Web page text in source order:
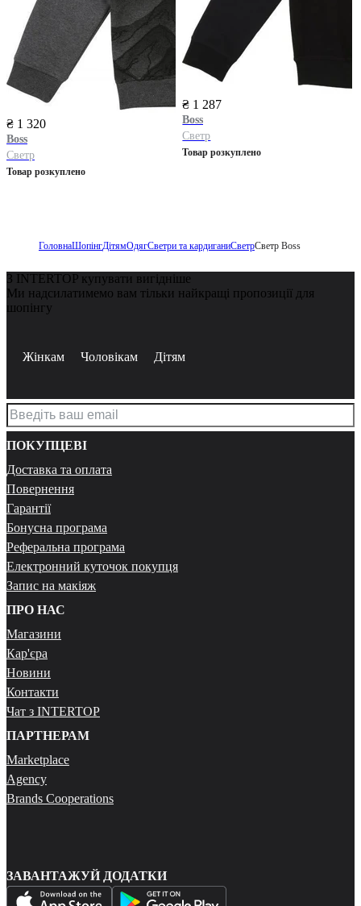
₴ 1 320
Boss
Светр
Товар розкуплено
₴ 1 287
Boss
Светр
Товар розкуплено
ГоловнаШопінгДітямОдягСветри та кардиганиСветрСветр Boss
З INTERTOP купувати вигідніше
Ми надсилатимемо вам тільки найкращі пропозиції для
шопінгу
Жінкам Чоловікам Дітям
ПОКУПЦЕВІ
Доставка та оплата
Повернення
Гарантії
Бонусна програма
Реферальна програма
Електронний куточок покупця
Запис на макіяж
ПРО НАС
Магазини
Кар'єра
Новини
Контакти
Чат з INTERTOP
ПАРТНЕРАМ
Marketplace
Agency
Brands Cooperations
ЗАВАНТАЖУЙ ДОДАТКИ